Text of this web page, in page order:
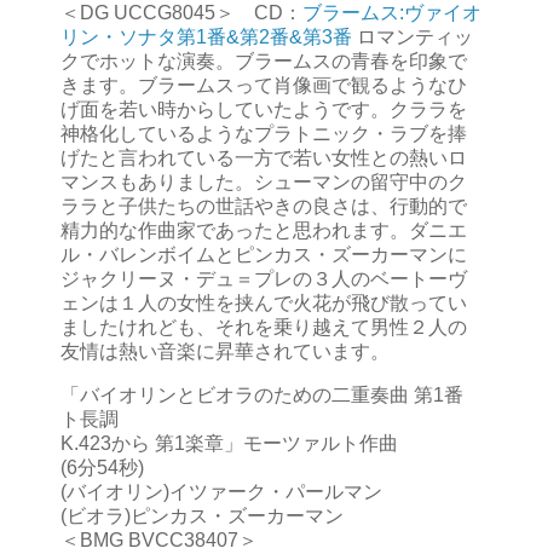
＜DG UCCG8045＞ CD： ブラームス:ヴァイオ
リン・ソナタ第1番&第2番&第3番 ロマンティッ
クでホットな演奏。ブラームスの青春を印象で
きます。ブラームスって肖像画で観るようなひ
げ面を若い時からしていたようです。クララを
神格化しているようなプラトニック・ラブを捧
げたと言われている一方で若い女性との熱いロ
マンスもありました。シューマンの留守中のク
ララと子供たちの世話やきの良さは、行動的で
精力的な作曲家であったと思われます。ダニエ
ル・バレンボイムとピンカス・ズーカーマンに
ジャクリーヌ・デュ＝プレの３人のベートーヴ
ェンは１人の女性を挟んで火花が飛び散ってい
ましたけれども、それを乗り越えて男性２人の
友情は熱い音楽に昇華されています。
「バイオリンとビオラのための二重奏曲 第1番
ト長調
K.423から 第1楽章」モーツァルト作曲
(6分54秒)
(バイオリン)イツァーク・パールマン
(ビオラ)ピンカス・ズーカーマン
＜BMG BVCC38407＞